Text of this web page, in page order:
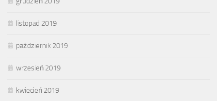
listopad 2019
październik 2019
wrzesień 2019
kwiecień 2019